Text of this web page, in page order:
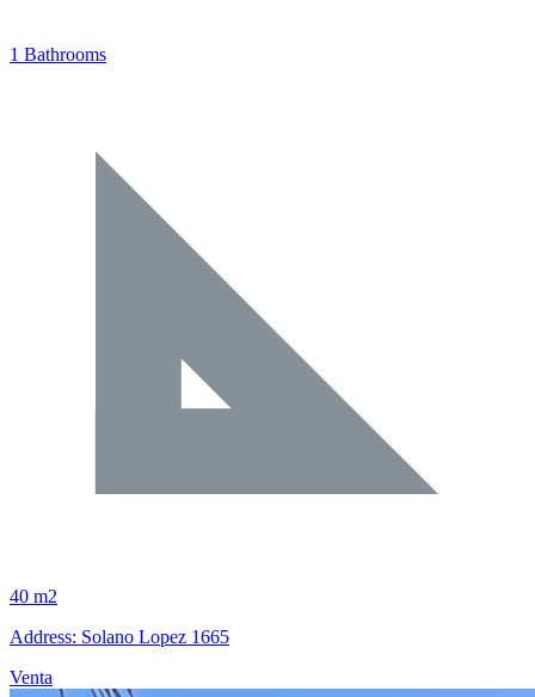
1 Bathrooms
40 m2
Address: Solano Lopez 1665
Venta